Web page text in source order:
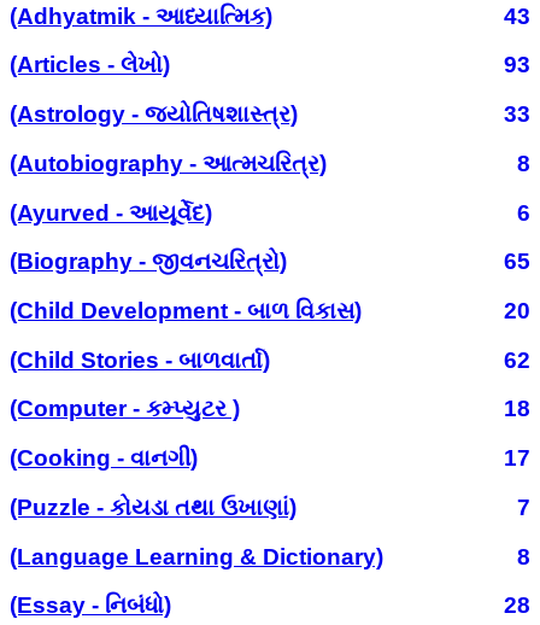
(Adhyatmik - આધ્યાત્મિક)
43
(Articles - લેખો)
93
(Astrology - જ્યોતિષશાસ્ત્ર)
33
(Autobiography - આત્મચરિત્ર)
8
(Ayurved - આયૂર્વેદ)
6
(Biography - જીવનચરિત્રો)
65
(Child Development - બાળ વિકાસ)
20
(Child Stories - બાળવાર્તા)
62
(Computer - કમ્પ્યુટર )
18
(Cooking - વાનગી)
17
(Puzzle - કોયડા તથા ઉખાણાં)
7
(Language Learning & Dictionary)
8
(Essay - નિબંધો)
28